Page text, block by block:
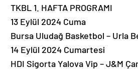
TKBL 1. HAFTA PROGRAMI
13 Eylül 2024 Cuma
Bursa Uludağ Basketbol – Urla
14 Eylül 2024 Cumartesi
HDI Sigorta Yalova Vip – J&M